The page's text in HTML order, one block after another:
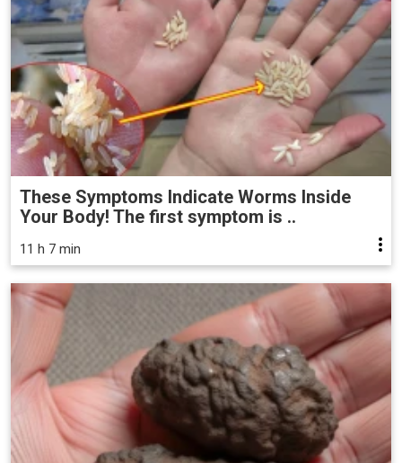
These Symptoms Indicate Worms Inside
Your Body! The first symptom is ..
11 h 7 min